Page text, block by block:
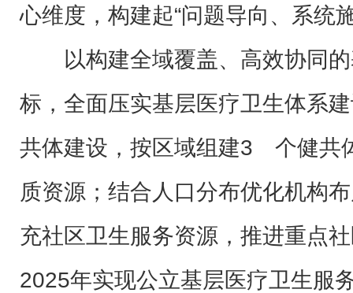
心维度，构建起“问题导向、系统
以构建全域覆盖、高效协同
标，全面压实基层医疗卫生体系
共体建设，按区域组建3 个健共
质资源；结合人口分布优化机构
充社区卫生服务资源，推进重点
2025年实现公立基层医疗卫生服